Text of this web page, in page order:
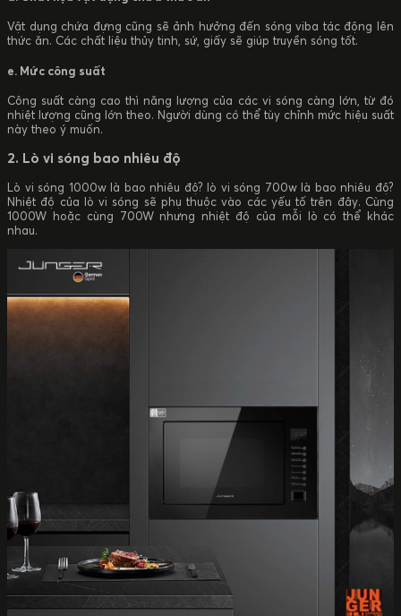
Vật dụng chứa đựng cũng sẽ ảnh hưởng đến sóng viba tác động lên
thức ăn. Các chất liệu thủy tinh, sứ, giấy sẽ giúp truyền sóng tốt.
e. Mức công suất
Công suất càng cao thì năng lượng của các vi sóng càng lớn, từ đó
nhiệt lượng cũng lớn theo. Người dùng có thể tùy chỉnh mức hiệu suất
này theo ý muốn.
2. Lò vi sóng bao nhiêu độ
Lò vi sóng 1000w là bao nhiêu độ? lò vi sóng 700w là bao nhiêu độ?
Nhiệt độ của lò vi sóng sẽ phụ thuộc vào các yếu tố trên đây. Cùng
1000W hoặc cùng 700W nhưng nhiệt độ của mỗi lò có thể khác
nhau.